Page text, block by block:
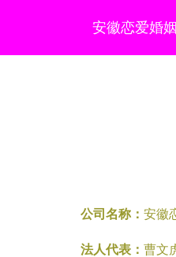
安徽恋爱婚
公司名称： 安徽
法人代表： 曹文